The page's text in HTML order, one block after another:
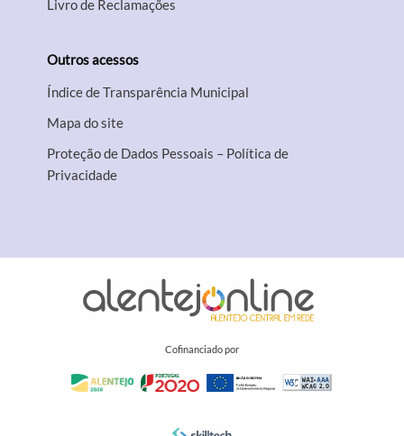
Livro de Reclamações
Outros acessos
Índice de Transparência Municipal
Mapa do site
Proteção de Dados Pessoais – Política de
Privacidade
Cofinanciado por